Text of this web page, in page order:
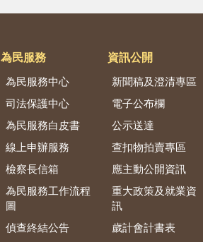
為民服務
為民服務中心
司法保護中心
為民服務白皮書
線上申辦服務
檢察長信箱
為民服務工作流程
圖
偵查終結公告
資訊公開
新聞稿及澄清專區
電子公布欄
公示送達
查扣物拍賣專區
應主動公開資訊
重大政策及就業資
訊
歲計會計書表